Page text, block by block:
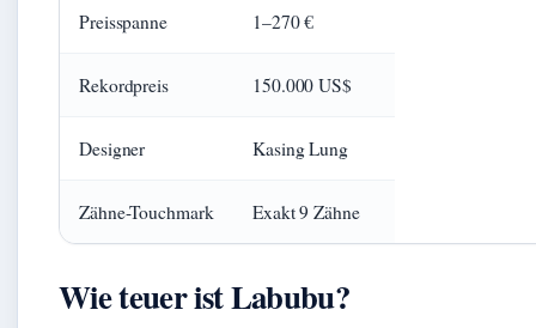
Preisspanne 1–270 €
Rekordpreis 150.000 US$
Designer Kasing Lung
Zähne-Touchmark Exakt 9 Zähne
Wie teuer ist Labubu?